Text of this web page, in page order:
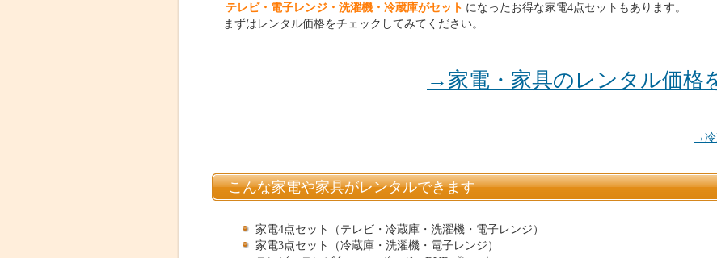
テレビ・電子レンジ・洗濯機・冷蔵庫がセット になったお得な家電4点セットもあります。
まずはレンタル価格をチェックしてみてください。
→家電・家具のレンタル価格
→冷
こんな家電や家具がレンタルできます
家電4点セット（テレビ・冷蔵庫・洗濯機・電子レンジ）
家電3点セット（冷蔵庫・洗濯機・電子レンジ）